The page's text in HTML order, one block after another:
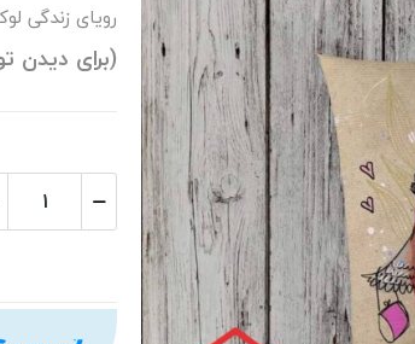
رویای زندگی
(برای دیدن